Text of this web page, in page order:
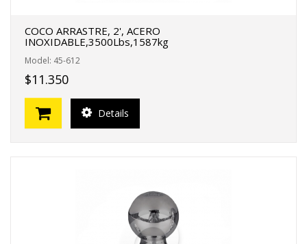
COCO ARRASTRE, 2', ACERO
INOXIDABLE,3500Lbs,1587kg
Model: 45-612
$11.350
Details